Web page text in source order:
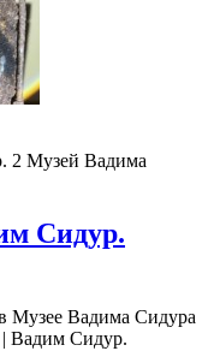
2 Музей Вадима
Сидур.
Музее Вадима Сидура
| Вадим Сидур.